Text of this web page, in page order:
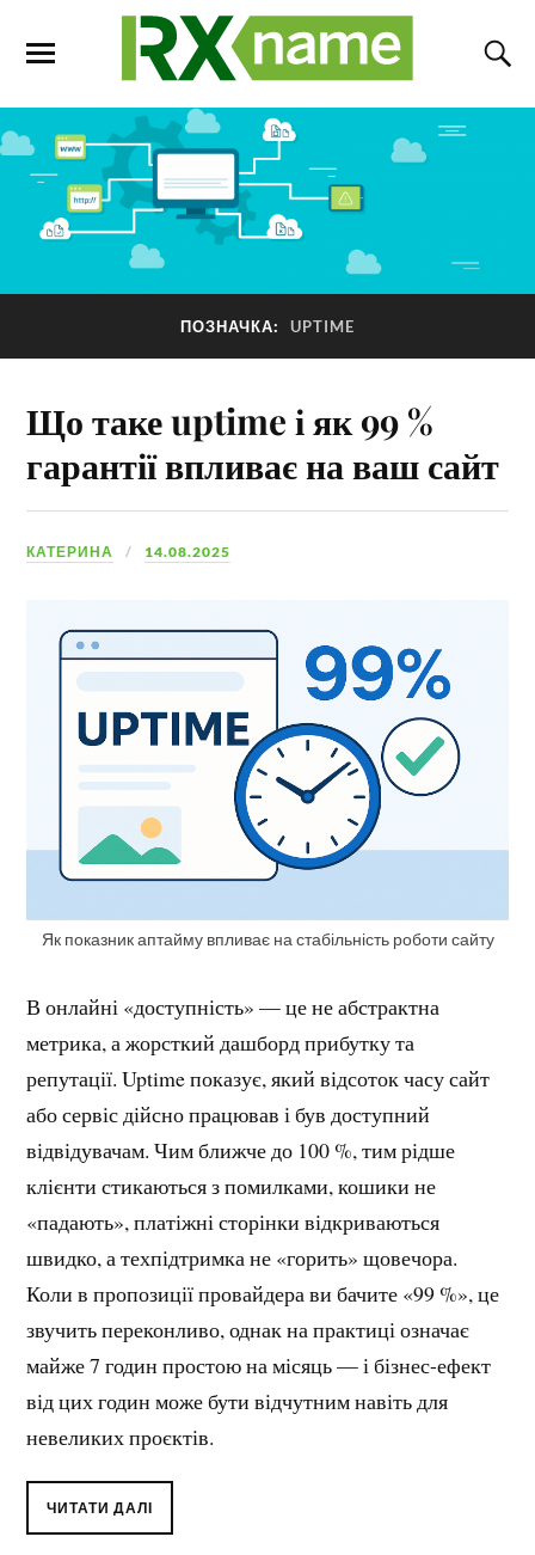
ПОЗНАЧКА: UPTIME
Що таке uptime і як 99 %
гарантії впливає на ваш сайт
КАТЕРИНА 14.08.2025
Як показник аптайму впливає на стабільність роботи сайту
В онлайні «доступність» — це не абстрактна
метрика, а жорсткий дашборд прибутку та
репутації. Uptime показує, який відсоток часу сайт
або сервіс дійсно працював і був доступний
відвідувачам. Чим ближче до 100 %, тим рідше
клієнти стикаються з помилками, кошики не
«падають», платіжні сторінки відкриваються
швидко, а техпідтримка не «горить» щовечора.
Коли в пропозиції провайдера ви бачите «99 %», це
звучить переконливо, однак на практиці означає
майже 7 годин простою на місяць — і бізнес-ефект
від цих годин може бути відчутним навіть для
невеликих проєктів.
ЧИТАТИ ДАЛІ